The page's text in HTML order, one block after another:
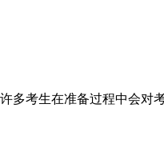
多考生在准备过程中会对